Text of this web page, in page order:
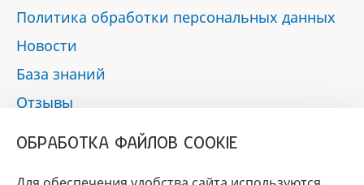
Политика обработки персональных данных
Новости
База знаний
Отзывы
ОБРАБОТКА ФАЙЛОВ COOKIE